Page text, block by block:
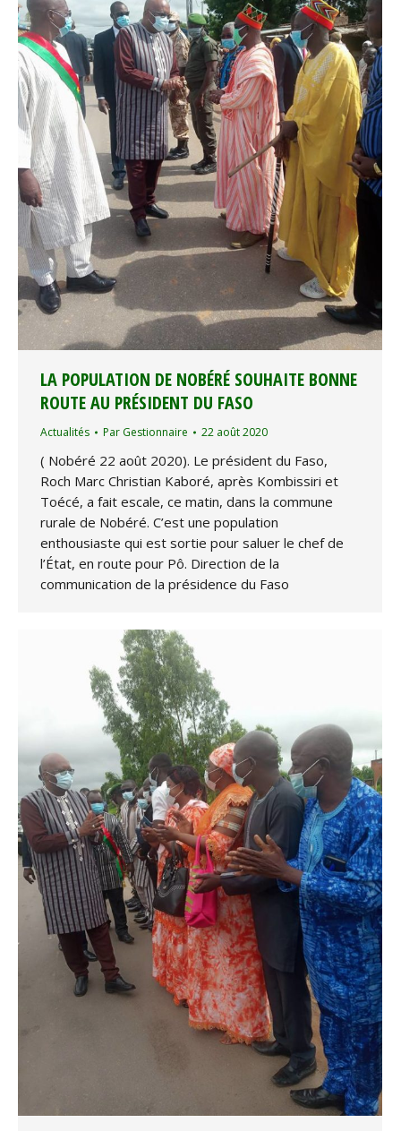
LA POPULATION DE NOBÉRÉ SOUHAITE BONNE
ROUTE AU PRÉSIDENT DU FASO
Actualités Par Gestionnaire 22 août 2020
( Nobéré 22 août 2020). Le président du Faso,
Roch Marc Christian Kaboré, après Kombissiri et
Toécé, a fait escale, ce matin, dans la commune
rurale de Nobéré. C’est une population
enthousiaste qui est sortie pour saluer le chef de
l’État, en route pour Pô. Direction de la
communication de la présidence du Faso